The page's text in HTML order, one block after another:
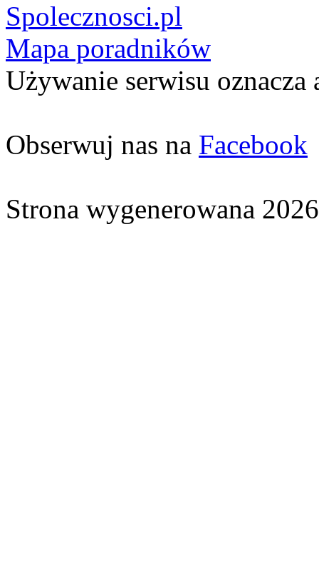
Spolecznosci.pl
Mapa poradników
Używanie serwisu oznacza
Obserwuj nas na Facebook
Strona wygenerowana